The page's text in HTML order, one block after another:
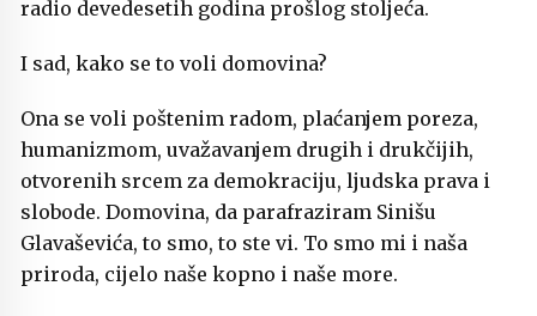
radio devedesetih godina prošlog stoljeća.
I sad, kako se to voli domovina?
Ona se voli poštenim radom, plaćanjem poreza,
humanizmom, uvažavanjem drugih i drukčijih,
otvorenih srcem za demokraciju, ljudska prava i
slobode. Domovina, da parafraziram Sinišu
Glavaševića, to smo, to ste vi. To smo mi i naša
priroda, cijelo naše kopno i naše more.